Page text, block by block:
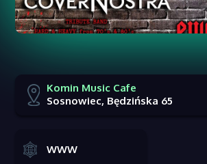
Komin Music Cafe
Sosnowiec, Będzińska 65
WWW